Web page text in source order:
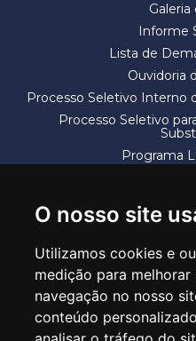
O nosso site
Utilizamos cookies e
medição para
navegação no nosso
conteúdo
Informe
Lista de
Ouvidoria
Processo Seletivo Interno
Processo Seletivo
Programa
SECRETARIA